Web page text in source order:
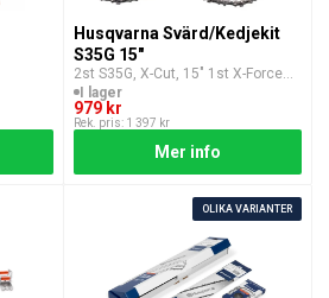
Husqvarna Svärd/Kedjekit
S35G 15"
2st S35G, X-Cut, 15″ 1st X-Force
Svärd, 15″
I lager
979 kr
Rek. pris: 1 397 kr
Mer info
OLIKA VARIANTER